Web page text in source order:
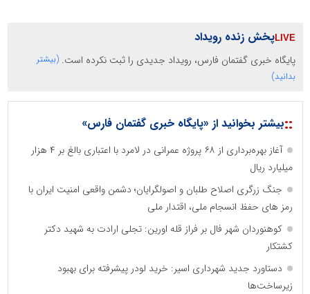
پخش زنده رویداد
پایگاه خبری گفتمان فارس، رویداد جدیدی را ثبت نکرده است. (بیشتر
بدانید)
::بیشتر بخوانید از «پایگاه خبری گفتمان فارس»
آغاز بهره‌برداری از ۶۸ پروژه عمرانی در لامرد با اعتباری بالغ بر ۴ هزار
میلیارد ریال
جنگ زرگری اصلاح طلبان و اصولگرایان؛ دشمن واقعی امنیت ایران با
رمز های حفظ انسجام ملی، اقتدار ملی
کوهنوردان شهر فال بر فراز قله اورین: تجلی ارادت به شهید دکتر
کشتکار
دستاورد جدید شهرداری اسیر: خرید لودر پیشرفته برای بهبود
زیرساخت‌ها